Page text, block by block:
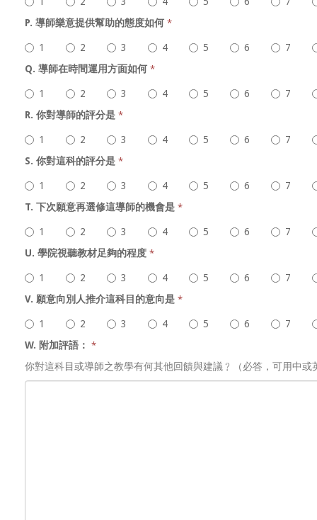
P. 導師樂意提供幫助的態度如何 *
1 2 3 4 5 6
7
Q. 導師在時間運用方面如何 *
1 2 3 4 5 6
7
R. 你對導師的評分是 *
1 2 3 4 5 6
7
S. 你對這科的評分是 *
1 2 3 4 5 6
7
T. 下次願意再選修這導師的機會是 *
1 2 3 4 5 6
7
U. 學院視聽教材足夠的程度 *
1 2 3 4 5 6
7
V. 願意向別人推介這科目的意向是 *
1 2 3 4 5 6
7
W. 附加評語： *
你對這科目或導師之教學有何其他回饋與建議﹖（必答，可用中或